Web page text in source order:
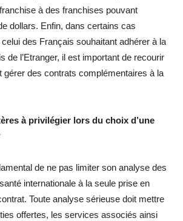
à des franchises pouvant
dollars. Enfin, dans certains cas
des Français souhaitant adhérer à la
de l’Etranger, il est important de recourir
gérer des contrats complémentaires à la
à privilégier lors du choix d’une
de ne pas limiter son analyse des
internationale à la seule prise en
Toute analyse sérieuse doit mettre
offertes, les services associés ainsi